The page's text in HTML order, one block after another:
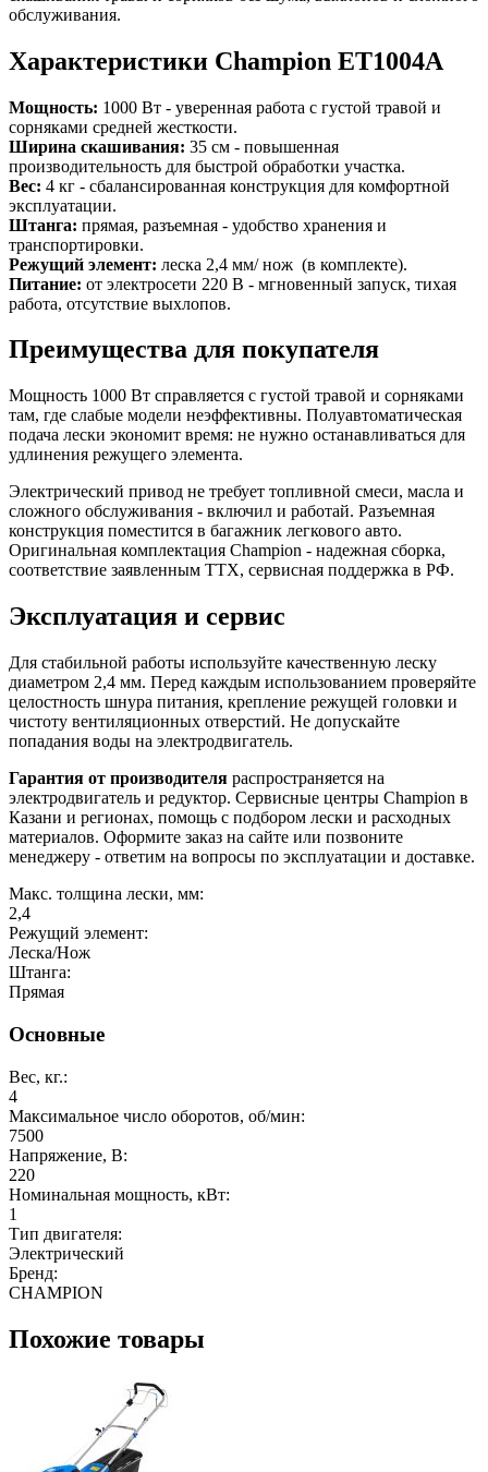
обслуживания.
Характеристики Champion ET1004A
Мощность: 1000 Вт - уверенная работа с густой травой и
сорняками средней жесткости.
Ширина скашивания: 35 см - повышенная
производительность для быстрой обработки участка.
Вес: 4 кг - сбалансированная конструкция для комфортной
эксплуатации.
Штанга: прямая, разъемная - удобство хранения и
транспортировки.
Режущий элемент: леска 2,4 мм/ нож (в комплекте).
Питание: от электросети 220 В - мгновенный запуск, тихая
работа, отсутствие выхлопов.
Преимущества для покупателя
Мощность 1000 Вт справляется с густой травой и сорняками
там, где слабые модели неэффективны. Полуавтоматическая
подача лески экономит время: не нужно останавливаться для
удлинения режущего элемента.
Электрический привод не требует топливной смеси, масла и
сложного обслуживания - включил и работай. Разъемная
конструкция поместится в багажник легкового авто.
Оригинальная комплектация Champion - надежная сборка,
соответствие заявленным ТТХ, сервисная поддержка в РФ.
Эксплуатация и сервис
Для стабильной работы используйте качественную леску
диаметром 2,4 мм. Перед каждым использованием проверяйте
целостность шнура питания, крепление режущей головки и
чистоту вентиляционных отверстий. Не допускайте
попадания воды на электродвигатель.
Гарантия от производителя распространяется на
электродвигатель и редуктор. Сервисные центры Champion в
Казани и регионах, помощь с подбором лески и расходных
материалов. Оформите заказ на сайте или позвоните
менеджеру - ответим на вопросы по эксплуатации и доставке.
Макс. толщина лески, мм:
2,4
Режущий элемент:
Леска/Нож
Штанга:
Прямая
Основные
Вес, кг.:
4
Максимальное число оборотов, об/мин:
7500
Напряжение, В:
220
Номинальная мощность, кВт:
1
Тип двигателя:
Электрический
Бренд:
CHAMPION
Похожие товары